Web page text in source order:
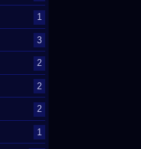
1
3
2
2
2
1